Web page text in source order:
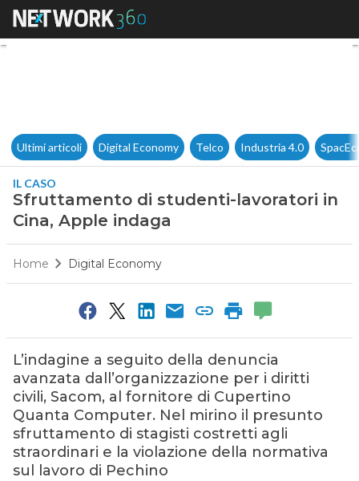
Sfruttamento di studenti-
Ultimi articoli Digital Economy Telco Industria 4.0
IL CASO
Sfruttamento di studenti-lavoratori in
Cina, Apple indaga
Home Digital Economy
L’indagine a seguito della denuncia
avanzata dall’organizzazione per i diritti
civili, Sacom, al fornitore di Cupertino
Quanta Computer. Nel mirino il presunto
sfruttamento di stagisti costretti agli
straordinari e la violazione della normativa
sul lavoro di Pechino